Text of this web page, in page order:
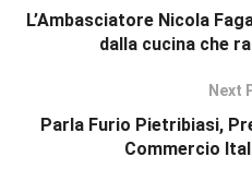
L’Ambasciatore Nicola
dalla cucina che
Next
Parla Furio Pietribiasi,
Commercio